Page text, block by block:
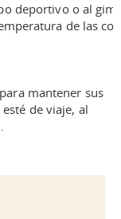
deportivo o al
de las
mantener sus
de viaje, al